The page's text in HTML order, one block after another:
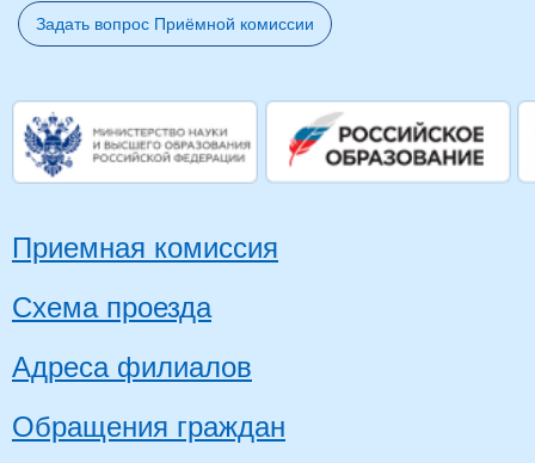
Задать вопрос Приёмной комиссии
Приемная комиссия
Схема проезда
Адреса филиалов
Обращения граждан